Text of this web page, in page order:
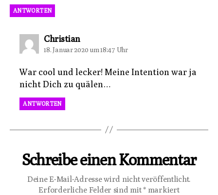
ANTWORTEN
Christiansagt:
18. Januar 2020 um 18:47 Uhr
War cool und lecker! Meine Intention war ja
nicht Dich zu quälen…
ANTWORTEN
Schreibe einen Kommentar
Deine E-Mail-Adresse wird nicht veröffentlicht.
Erforderliche Felder sind mit* markiert